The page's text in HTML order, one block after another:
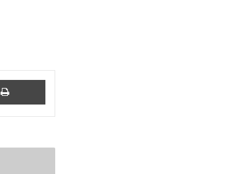
Imprimir